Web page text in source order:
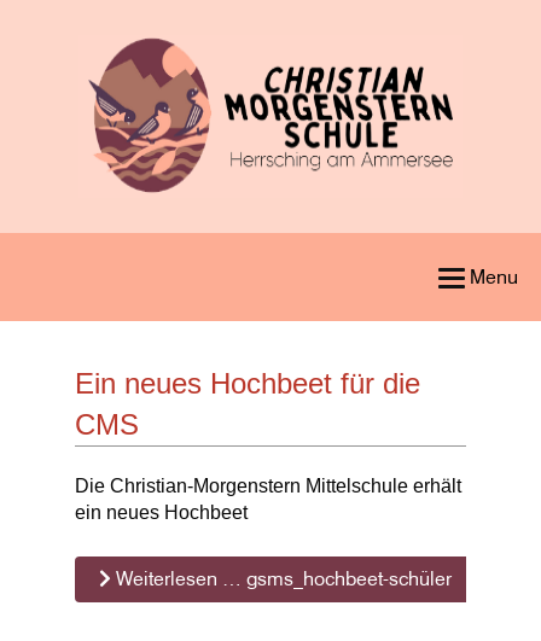
Menu
Ein neues Hochbeet für die
CMS
Die Christian-Morgenstern Mittelschule erhält
ein neues Hochbeet
Weiterlesen … gsms_hochbeet-schüler